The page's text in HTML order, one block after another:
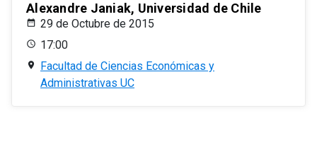
Alexandre Janiak, Universidad de Chile
29 de Octubre de 2015
17:00
Facultad de Ciencias Económicas y
Administrativas UC